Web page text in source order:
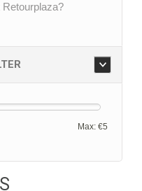
Max: €5